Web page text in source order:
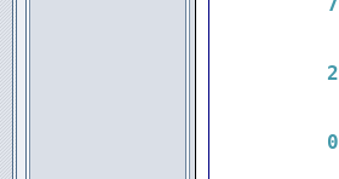
2
0